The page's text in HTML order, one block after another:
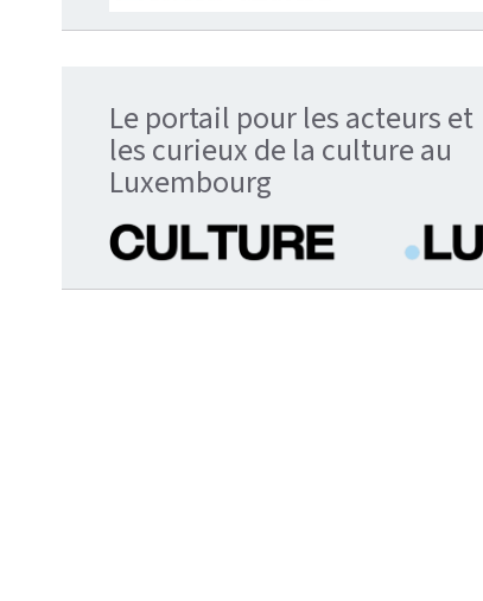
Le portail pour les acteurs et
les curieux de la culture au
Luxembourg